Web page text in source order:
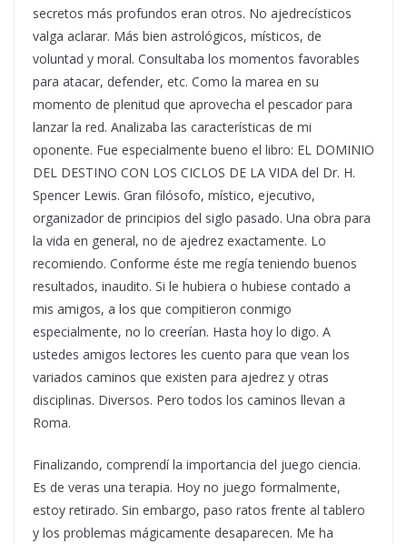
secretos más profundos eran otros. No ajedrecísticos
valga aclarar. Más bien astrológicos, místicos, de
voluntad y moral. Consultaba los momentos favorables
para atacar, defender, etc. Como la marea en su
momento de plenitud que aprovecha el pescador para
lanzar la red. Analizaba las características de mi
oponente. Fue especialmente bueno el libro: EL DOMINIO
DEL DESTINO CON LOS CICLOS DE LA VIDA del Dr. H.
Spencer Lewis. Gran filósofo, místico, ejecutivo,
organizador de principios del siglo pasado. Una obra para
la vida en general, no de ajedrez exactamente. Lo
recomiendo. Conforme éste me regía teniendo buenos
resultados, inaudito. Si le hubiera o hubiese contado a
mis amigos, a los que compitieron conmigo
especialmente, no lo creerían. Hasta hoy lo digo. A
ustedes amigos lectores les cuento para que vean los
variados caminos que existen para ajedrez y otras
disciplinas. Diversos. Pero todos los caminos llevan a
Roma.
Finalizando, comprendí la importancia del juego ciencia.
Es de veras una terapia. Hoy no juego formalmente,
estoy retirado. Sin embargo, paso ratos frente al tablero
y los problemas mágicamente desaparecen. Me ha